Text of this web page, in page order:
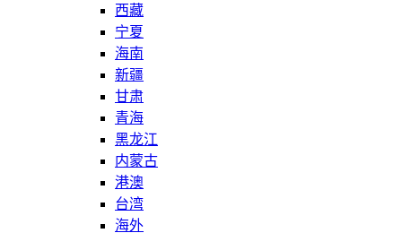
西藏
宁夏
海南
新疆
甘肃
青海
黑龙江
内蒙古
港澳
台湾
海外